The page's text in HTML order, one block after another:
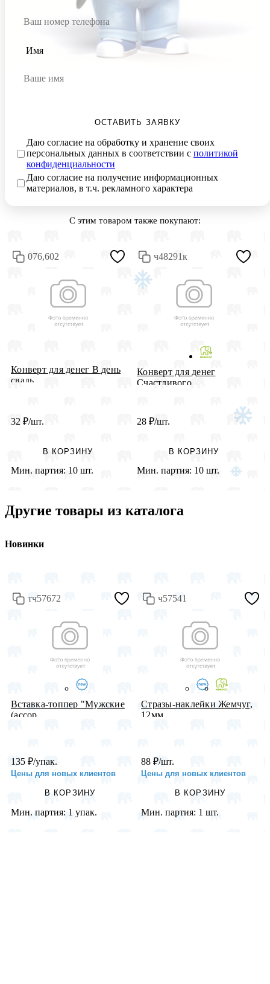
Имя
ОСТАВИТЬ ЗАЯВКУ
Даю согласие на обработку и хранение своих
персональных данных в соответствии с политикой
конфиденциальности
Даю согласие на получение информационных
материалов, в т.ч. рекламного характера
С этим товаром также покупают:
076,602
Конверт для денег В день
свадь...
32 ₽/шт.
В КОРЗИНУ
Мин. партия: 10 шт.
ч48291к
Конверт для денег
Счастливого ...
28 ₽/шт.
В КОРЗИНУ
Мин. партия: 10 шт.
Другие товары из каталога
Новинки
тч57672
Вставка-топпер "Мужские
(ассор...
135 ₽/упак.
Цены для новых клиентов
В КОРЗИНУ
Мин. партия: 1 упак.
ч57541
Стразы-наклейки Жемчуг,
12мм,...
88 ₽/шт.
Цены для новых клиентов
В КОРЗИНУ
Мин. партия: 1 шт.